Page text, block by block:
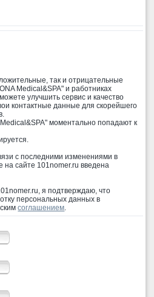
так и отрицательные
Medical&SPA" и работниках
улучшить сервис и качество
контактные данные для скорейшего
моментально попадают к
с последними изменениями в
на сайте 101nomer.ru введена
я подтверждаю, что
персональных данных в
соглашением.